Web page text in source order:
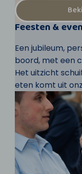
Feesten &
Een jubileum,
boord, met een
Het uitzicht
eten komt uit